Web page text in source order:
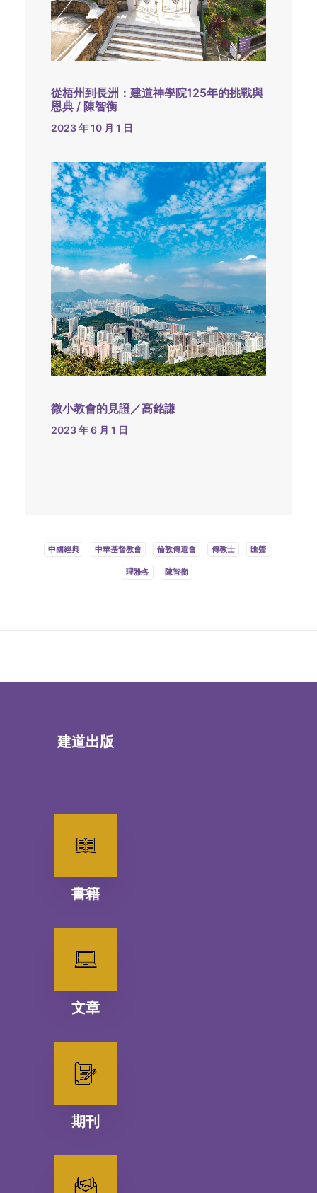
從梧州到長洲：建道神學院125年的挑戰與
恩典 / 陳智衡
2023 年 10 月 1 日
微小教會的見證／高銘謙
2023 年 6 月 1 日
中國經典 中華基督教會 倫敦傳道會 傳教士 匯聲
理雅各 陳智衡
建道出版
書籍
文章
期刊